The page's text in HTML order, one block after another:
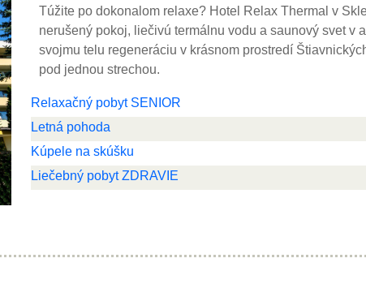
Túžite po dokonalom relaxe? Hotel Relax Thermal v
nerušený pokoj, liečivú termálnu vodu a saunový svet v
svojmu telu regeneráciu v krásnom prostredí
pod jednou strechou.
Relaxačný pobyt SENIOR
Letná pohoda
Kúpele na skúšku
Liečebný pobyt ZDRAVIE